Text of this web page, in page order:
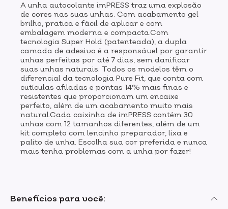
Benefícios para você:
A unha autocolante imPRESS traz uma explosão
de cores nas suas unhas. Com acabamento gel
brilho, pratica e fácil de aplicar e com
embalagem moderna e compacta.Com
tecnologia Super Hold (patenteada), a dupla
camada de adesivo é a responsável por garantir
unhas perfeitas por até 7 dias, sem danificar
suas unhas naturais. Todos os modelos têm o
diferencial da tecnologia Pure Fit, que conta com
cutículas afiladas e pontas 14% mais finas e
resistentes que proporcionam um encaixe
perfeito, além de um acabamento muito mais
natural.Cada caixinha de imPRESS contém 30
unhas com 12 tamanhos diferentes, além de um
kit completo com lencinho preparador, lixa e
palito de unha. Escolha sua cor preferida e nunca
mais tenha problemas com a unha por fazer!